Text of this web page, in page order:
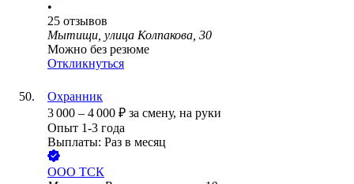
•
25 отзывов
Мытищи, улица Колпакова, 30
Можно без резюме
Откликнуться
Охранник
3 000 – 4 000 ₽ за смену, на руки
Опыт 1-3 года
Выплаты: Раз в месяц
ООО ТСК